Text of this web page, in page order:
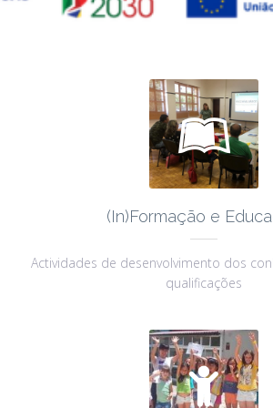

(In)Formação e
Actividades de desenvolvimento dos
qualificações
